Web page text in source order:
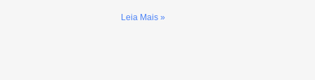
Leia Mais »